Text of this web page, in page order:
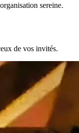
sereine.
de vos invités.